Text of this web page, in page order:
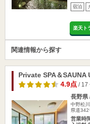
宿泊
楽天ト
関連情報から探す
Private SPA＆SAUNA
4.9点/ 17
長野県
中野松
県道342
営業時